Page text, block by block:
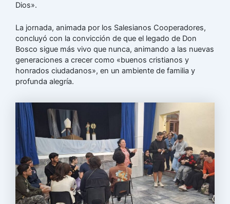
Dios».
La jornada, animada por los Salesianos Cooperadores,
concluyó con la convicción de que el legado de Don
Bosco sigue más vivo que nunca, animando a las nuevas
generaciones a crecer como «buenos cristianos y
honrados ciudadanos», en un ambiente de familia y
profunda alegría.